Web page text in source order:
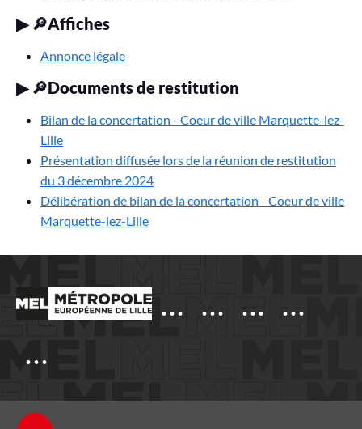
▶🔎Affiches
Annonce légale
▶🔎Documents de restitution
Bilan de la concertation - Coeur de ville Marquette-lez-
Lille
Présentation diffusée lors de la réunion de restitution
du 3 décembre 2024
Délibération de bilan de la concertation - Coeur de ville
Marquette-lez-Lille